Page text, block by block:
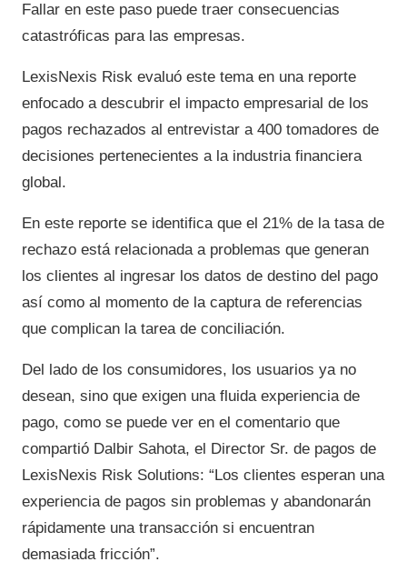
Fallar en este paso puede traer consecuencias
catastróficas para las empresas.
LexisNexis Risk evaluó este tema en una reporte
enfocado a descubrir el impacto empresarial de los
pagos rechazados al entrevistar a 400 tomadores de
decisiones pertenecientes a la industria financiera
global.
En este reporte se identifica que el 21% de la tasa de
rechazo está relacionada a problemas que generan
los clientes al ingresar los datos de destino del pago
así como al momento de la captura de referencias
que complican la tarea de conciliación.
Del lado de los consumidores, los usuarios ya no
desean, sino que exigen una fluida experiencia de
pago, como se puede ver en el comentario que
compartió Dalbir Sahota, el Director Sr. de pagos de
LexisNexis Risk Solutions: “Los clientes esperan una
experiencia de pagos sin problemas y abandonarán
rápidamente una transacción si encuentran
demasiada fricción”.